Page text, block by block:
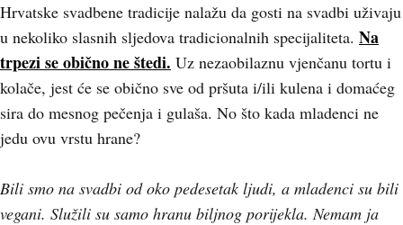
Hrvatske svadbene tradicije nalažu da gosti na svadbi uživaju
u nekoliko slasnih sljedova tradicionalnih specijaliteta. Na
trpezi se obično ne štedi. Uz nezaobilaznu vjenčanu tortu i
kolače, jest će se obično sve od pršuta i/ili kulena i domaćeg
sira do mesnog pečenja i gulaša. No što kada mladenci ne
jedu ovu vrstu hrane?
Bili smo na svadbi od oko pedesetak ljudi, a mladenci su bili
vegani. Služili su samo hranu biljnog porijekla. Nemam ja